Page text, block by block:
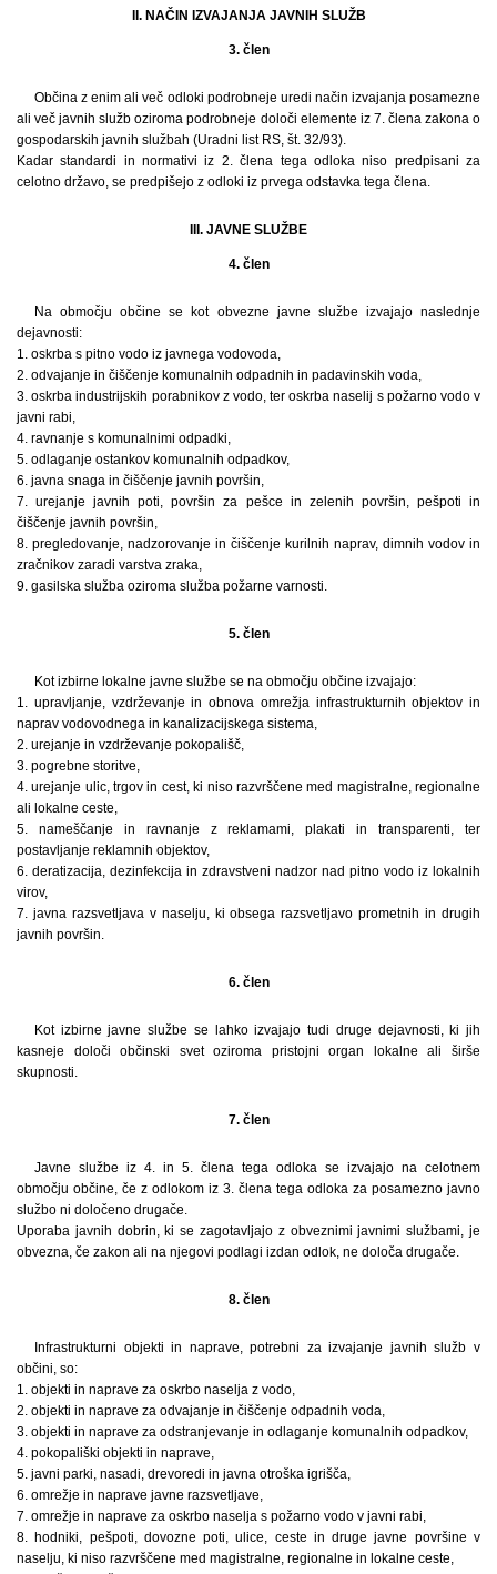
II. NAČIN IZVAJANJA JAVNIH SLUŽB
3. člen
Občina z enim ali več odloki podrobneje uredi način izvajanja posamezne
ali več javnih služb oziroma podrobneje določi elemente iz 7. člena zakona o
gospodarskih javnih službah (Uradni list RS, št. 32/93).
Kadar standardi in normativi iz 2. člena tega odloka niso predpisani za
celotno državo, se predpišejo z odloki iz prvega odstavka tega člena.
III. JAVNE SLUŽBE
4. člen
Na območju občine se kot obvezne javne službe izvajajo naslednje
dejavnosti:
1. oskrba s pitno vodo iz javnega vodovoda,
2. odvajanje in čiščenje komunalnih odpadnih in padavinskih voda,
3. oskrba industrijskih porabnikov z vodo, ter oskrba naselij s požarno vodo v
javni rabi,
4. ravnanje s komunalnimi odpadki,
5. odlaganje ostankov komunalnih odpadkov,
6. javna snaga in čiščenje javnih površin,
7. urejanje javnih poti, površin za pešce in zelenih površin, pešpoti in
čiščenje javnih površin,
8. pregledovanje, nadzorovanje in čiščenje kurilnih naprav, dimnih vodov in
zračnikov zaradi varstva zraka,
9. gasilska služba oziroma služba požarne varnosti.
5. člen
Kot izbirne lokalne javne službe se na območju občine izvajajo:
1. upravljanje, vzdrževanje in obnova omrežja infrastrukturnih objektov in
naprav vodovodnega in kanalizacijskega sistema,
2. urejanje in vzdrževanje pokopališč,
3. pogrebne storitve,
4. urejanje ulic, trgov in cest, ki niso razvrščene med magistralne, regionalne
ali lokalne ceste,
5. nameščanje in ravnanje z reklamami, plakati in transparenti, ter
postavljanje reklamnih objektov,
6. deratizacija, dezinfekcija in zdravstveni nadzor nad pitno vodo iz lokalnih
virov,
7. javna razsvetljava v naselju, ki obsega razsvetljavo prometnih in drugih
javnih površin.
6. člen
Kot izbirne javne službe se lahko izvajajo tudi druge dejavnosti, ki jih
kasneje določi občinski svet oziroma pristojni organ lokalne ali širše
skupnosti.
7. člen
Javne službe iz 4. in 5. člena tega odloka se izvajajo na celotnem
območju občine, če z odlokom iz 3. člena tega odloka za posamezno javno
službo ni določeno drugače.
Uporaba javnih dobrin, ki se zagotavljajo z obveznimi javnimi službami, je
obvezna, če zakon ali na njegovi podlagi izdan odlok, ne določa drugače.
8. člen
Infrastrukturni objekti in naprave, potrebni za izvajanje javnih služb v
občini, so:
1. objekti in naprave za oskrbo naselja z vodo,
2. objekti in naprave za odvajanje in čiščenje odpadnih voda,
3. objekti in naprave za odstranjevanje in odlaganje komunalnih odpadkov,
4. pokopališki objekti in naprave,
5. javni parki, nasadi, drevoredi in javna otroška igrišča,
6. omrežje in naprave javne razsvetljave,
7. omrežje in naprave za oskrbo naselja s požarno vodo v javni rabi,
8. hodniki, pešpoti, dovozne poti, ulice, ceste in druge javne površine v
naselju, ki niso razvrščene med magistralne, regionalne in lokalne ceste,